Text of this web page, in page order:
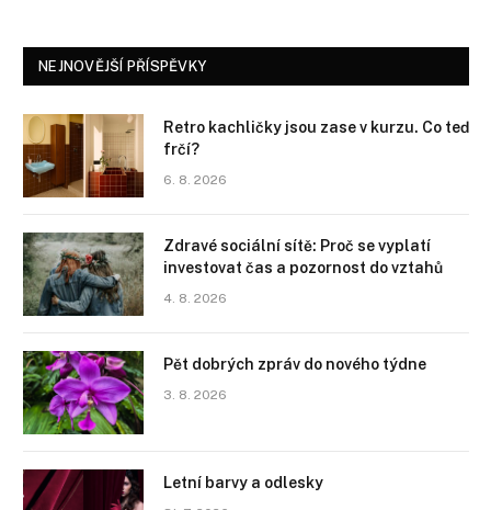
NEJNOVĚJŠÍ PŘÍSPĚVKY
Retro kachličky jsou zase v kurzu. Co teď
frčí?
6. 8. 2026
Zdravé sociální sítě: Proč se vyplatí
investovat čas a pozornost do vztahů
4. 8. 2026
Pět dobrých zpráv do nového týdne
3. 8. 2026
Letní barvy a odlesky